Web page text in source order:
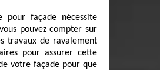
pour façade nécessite
pouvez compter sur
travaux de ravalement
pour assurer cette
votre façade pour que